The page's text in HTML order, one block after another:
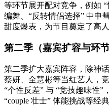
等环节展开配对竞争，例如
编舞、“反转情侣选择” 中申
甜度爆表，为节目奠定了高人
第二季（嘉宾扩容与环节
第二季扩大嘉宾阵容，除神
蔡妍、全慧彬等当红艺人，
“个性反差” 与 “竞技趣味性”
“couple 壮士” 体能挑战等经